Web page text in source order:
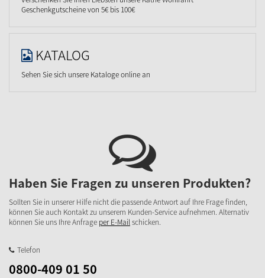
Geschenkgutscheine von 5€ bis 100€
KATALOG
Sehen Sie sich unsere Kataloge online an
Haben Sie Fragen zu unseren Produkten?
Sollten Sie in unserer Hilfe nicht die passende Antwort auf Ihre Frage finden,
können Sie auch Kontakt zu unserem Kunden-Service aufnehmen. Alternativ
können Sie uns Ihre Anfrage per E-Mailschicken.
Telefon
0800-409 01 50